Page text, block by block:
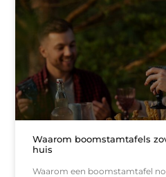
Waarom boomstamtafels
huis
Waarom een boomstamtafel